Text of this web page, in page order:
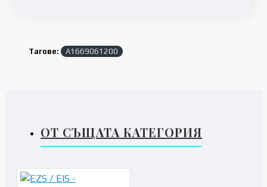
Тагове: A1669061200
ОТ СЪЩАТА КАТЕГОРИЯ